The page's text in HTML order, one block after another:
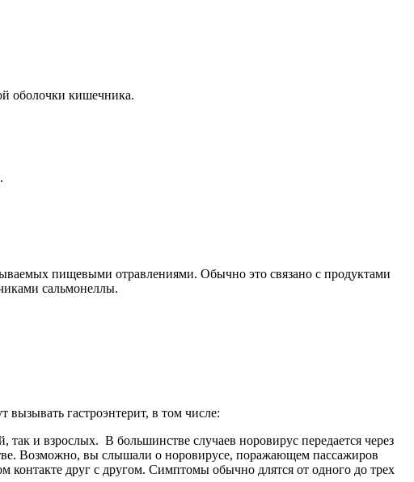
оболочки кишечника.
пищевыми отравлениями. Обычно это связано с продуктами
сальмонеллы.
гастроэнтерит, в том числе:
так и взрослых. В большинстве случаев норовирус передается через
Возможно, вы слышали о норовирусе, поражающем пассажиров
контакте друг с другом. Симптомы обычно длятся от одного до трех